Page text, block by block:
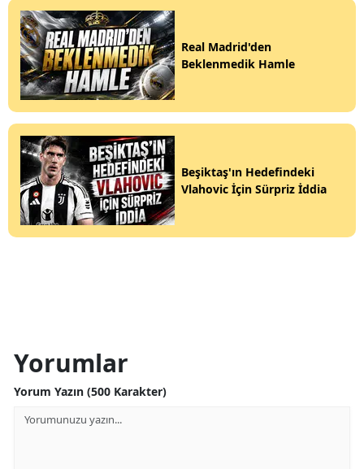
Real Madrid'den
Beklenmedik Hamle
Beşiktaş'ın Hedefindeki
Vlahovic İçin Sürpriz İddia
Yorumlar
Yorum Yazın (500 Karakter)